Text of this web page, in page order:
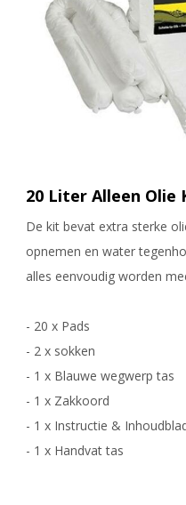
20 Liter Alleen Olie
De kit bevat extra sterke
opnemen en water
alles eenvoudig worden
- 20 x Pads
- 2 x sokken
- 1 x Blauwe wegwerp tas
- 1 x Zakkoord
- 1 x Instructie &
- 1 x Handvat tas